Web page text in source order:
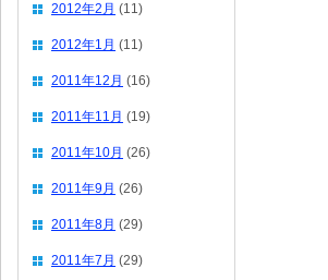
2012年2月 (11)
2012年1月 (11)
2011年12月 (16)
2011年11月 (19)
2011年10月 (26)
2011年9月 (26)
2011年8月 (29)
2011年7月 (29)